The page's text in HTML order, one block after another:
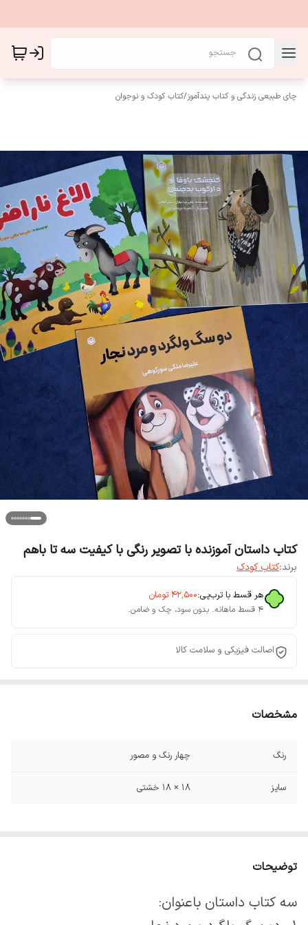
چای طبیعی زندگی و کتاب پندآموز/کتاب کودک و نوجوان
کتاب داستان آموزنده با تصویر رنگی با کیفیت سه تا باهم
برند:کتاب کودک
هر قسط با ترب‌پی:۴۲٬۵۰۰ تومان
۴ قسط ماهانه. بدون سود، چک و ضامن.
اصالت فیزیکی و سلامت کالا
مشخصات
رنگ چهار رنگ و مصور
سایز ۱۸ × ۱۸ خشتی
توضیحات
سه کتاب داستان باعنوان: